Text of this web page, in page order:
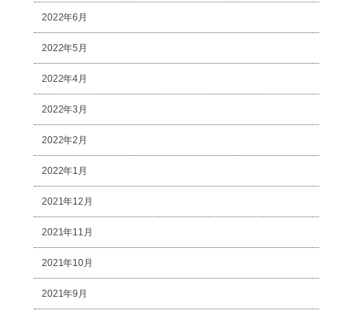
2022年6月
2022年5月
2022年4月
2022年3月
2022年2月
2022年1月
2021年12月
2021年11月
2021年10月
2021年9月